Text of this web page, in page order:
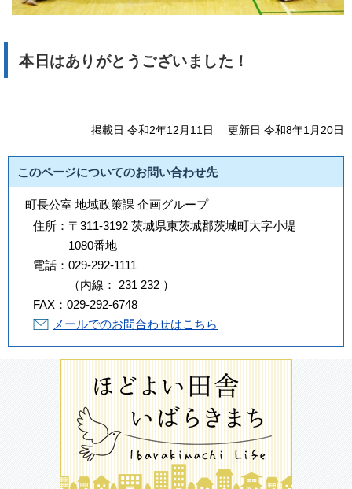
本日はありがとうございました！
掲載日 令和2年12月11日 更新日 令和8年1月20日
このページについてのお問い合わせ先
町長公室 地域政策課 企画グループ
住所： 〒311-3192 茨城県東茨城郡茨城町大字小堤
1080番地
電話： 029-292-1111
（内線 ： 231 232 ）
FAX： 029-292-6748
メールでのお問合わせはこちら